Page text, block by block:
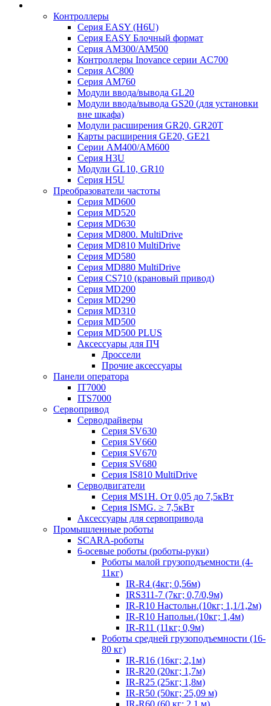
Контроллеры
Серия EASY (H6U)
Серия EASY Блочный формат
Серия AM300/AM500
Контроллеры Inovance серии AC700
Серия AC800
Серия AM760
Модули ввода/вывода GL20
Модули ввода/вывода GS20 (для установки
вне шкафа)
Модули расширения GR20, GR20T
Карты расширения GE20, GE21
Серии AM400/AM600
Серия H3U
Модули GL10, GR10
Серия H5U
Преобразователи частоты
Серия MD600
Серия MD520
Серия MD630
Серия MD800. MultiDrive
Серия MD810 MultiDrive
Серия MD580
Серия MD880 MultiDrive
Серия CS710 (крановый привод)
Серия MD200
Серия MD290
Серия MD310
Серия MD500
Серия MD500 PLUS
Аксессуары для ПЧ
Дроссели
Прочие аксессуары
Панели оператора
IT7000
ITS7000
Сервопривод
Серводрайверы
Серия SV630
Серия SV660
Серия SV670
Серия SV680
Серия IS810 MultiDrive
Серводвигатели
Серия MS1H. От 0,05 до 7,5кВт
Серия ISMG. ≥ 7,5кВт
Аксессуары для сервопривода
Промышленные роботы
SCARA-роботы
6-осевые роботы (роботы-руки)
Роботы малой грузоподъемности (4-
11кг)
IR-R4 (4кг; 0,56м)
IRS311-7 (7кг; 0,7/0,9м)
IR-R10 Настольн.(10кг; 1,1/1,2м)
IR-R10 Напольн.(10кг; 1,4м)
IR-R11 (11кг; 0,9м)
Роботы средней грузоподъемности (16-
80 кг)
IR-R16 (16кг; 2,1м)
IR-R20 (20кг; 1,7м)
IR-R25 (25кг; 1,8м)
IR-R50 (50кг; 25,09 м)
IR-R60 (60 кг; 2,1 м)